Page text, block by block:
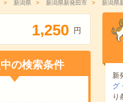
新潟県 新潟県新発田市 新潟県
1,250 円
の検索条件
新
グ
り